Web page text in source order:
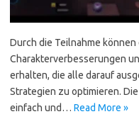
Durch die Teilnahme
Charakterverbesserungen
erhalten, die alle darauf
Strategien zu optimieren.
einfach und… Read More »